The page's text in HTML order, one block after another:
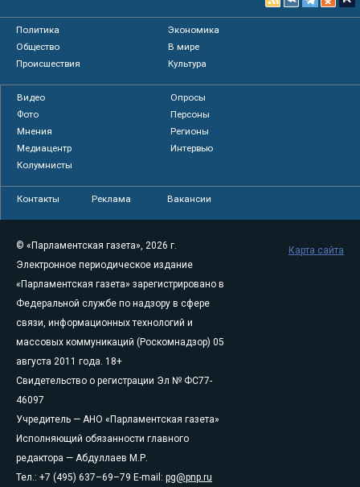
Политика
Экономика
Общество
В мире
Происшествия
Культура
Видео
Опросы
Фото
Персоны
Мнения
Регионы
Медиацентр
Интервью
Колумнисты
Контакты Реклама Вакансии
© «Парламентская газета», 2026 г.
Электронное периодическое издание
«Парламентская газета» зарегистрировано в
Федеральной службе по надзору в сфере
связи, информационных технологий и
массовых коммуникаций (Роскомнадзор) 05
августа 2011 года. 18+
Свидетельство о регистрации Эл № ФС77-
46097
Учредитель — АНО «Парламентская газета»
Исполняющий обязанности главного
редактора — Абдуллаев М.Р.
Тел.: +7 (495) 637–69–79 E-mail: pg@pnp.ru
Карта сайта